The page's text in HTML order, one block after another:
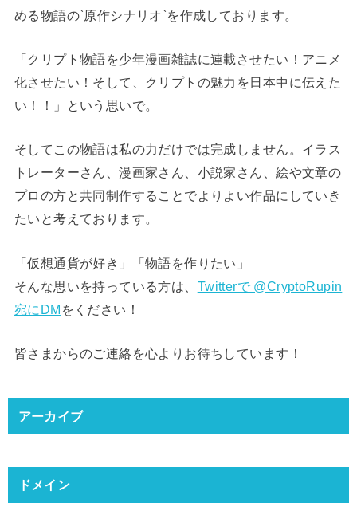
める物語の`原作シナリオ`を作成しております。
「クリプト物語を少年漫画雑誌に連載させたい！アニメ
化させたい！そして、クリプトの魅力を日本中に伝えた
い！！」という思いで。
そしてこの物語は私の力だけでは完成しません。イラス
トレーターさん、漫画家さん、小説家さん、絵や文章の
プロの方と共同制作することでよりよい作品にしていき
たいと考えております。
「仮想通貨が好き」「物語を作りたい」
そんな思いを持っている方は、 Twitterで @CryptoRupin
宛にDM をください！
皆さまからのご連絡を心よりお待ちしています！
アーカイブ
ドメイン